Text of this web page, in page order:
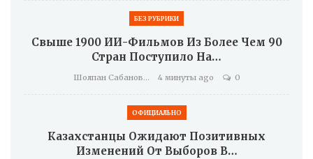
БЕЗ РУБРИКИ
Свыше 1900 ИИ-Фильмов Из Более Чем 90
Стран Поступило На…
Шолпан Сабанова 4 минуты ago 0
ОФИЦИАЛЬНО
Казахстанцы Ожидают Позитивных
Изменений От Выборов В…